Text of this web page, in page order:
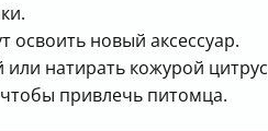
освоить новый аксессуар.
натирать кожурой
привлечь питомца.